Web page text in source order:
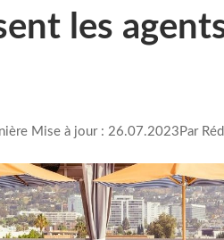
les
Mise à jour : 26.07.2023Par